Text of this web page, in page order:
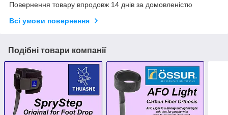
Повернення товару впродовж 14 днів за домовленістю
Всі умови повернення
Подібні товари компанії